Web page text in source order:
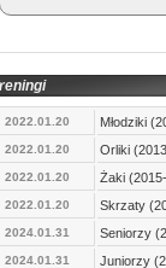
2022.01.20 Młodziki
2022.01.20 Orliki
2022.01.20 Żaki
2022.01.20 Skrzaty
2024.01.31 Seniorzy
2024.01.31 Juniorzy